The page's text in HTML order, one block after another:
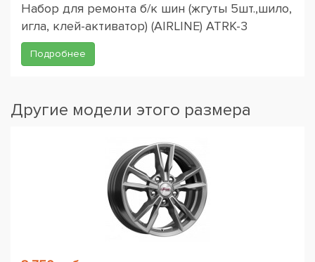
Набор для ремонта б/к шин (жгуты 5шт.,шило,
игла, клей-активатор) (AIRLINE) ATRK-3
Подробнее
Другие модели этого размера